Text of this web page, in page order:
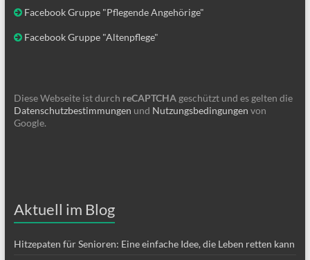
Facebook Gruppe "Pflegende Angehörige"
Facebook Gruppe "Altenpflege"
Diese Webseite ist durch reCAPTCHAgeschützt und es gelten die
Datenschutzbestimmungen und Nutzungsbedingungen von
Google.
Aktuell im Blog
Hitzepaten für Senioren: Eine einfache Idee, die Leben retten kann